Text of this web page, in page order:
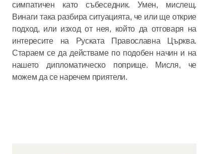
симпатичен като събеседник. Умен, мислещ.
Винаги така разбира ситуацията, че или ще открие
подход, или изход от нея, който да отговаря на
интересите на Руската Православна Църква.
Стараем се да действаме по подобен начин и на
нашето дипломатическо поприще. Мисля, че
можем да се наречем приятели.